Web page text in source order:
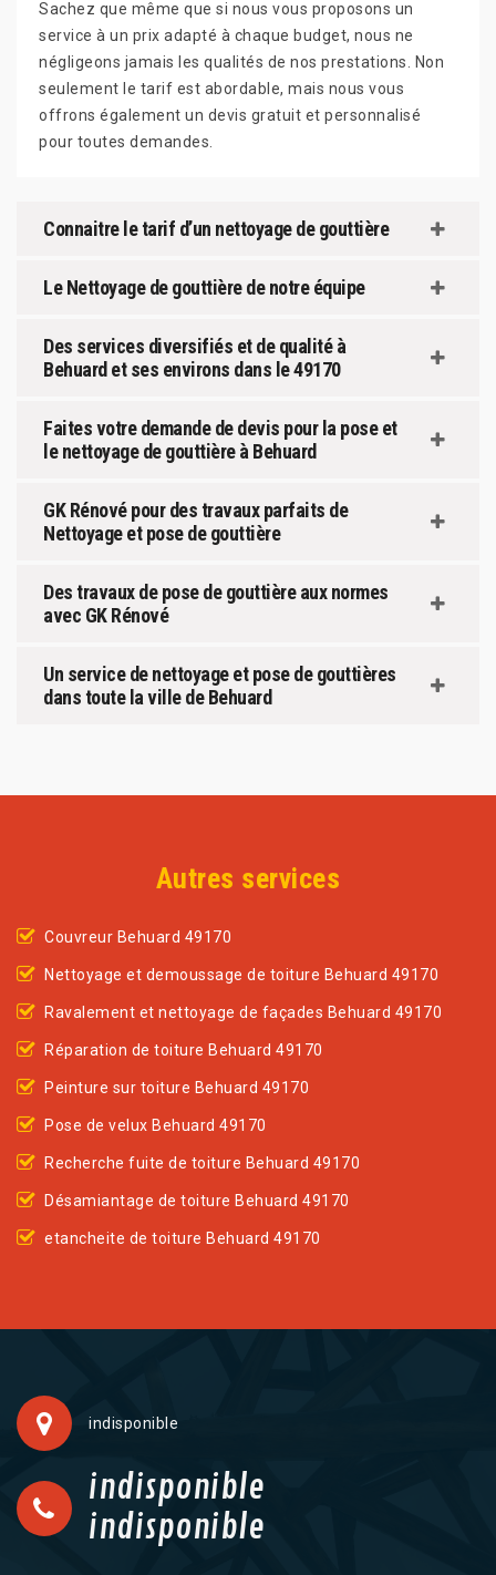
Sachez que même que si nous vous proposons un
service à un prix adapté à chaque budget, nous ne
négligeons jamais les qualités de nos prestations. Non
seulement le tarif est abordable, mais nous vous
offrons également un devis gratuit et personnalisé
pour toutes demandes.
Connaitre le tarif d’un nettoyage de gouttière
Le Nettoyage de gouttière de notre équipe
Des services diversifiés et de qualité à
Behuard et ses environs dans le 49170
Faites votre demande de devis pour la pose et
le nettoyage de gouttière à Behuard
GK Rénové pour des travaux parfaits de
Nettoyage et pose de gouttière
Des travaux de pose de gouttière aux normes
avec GK Rénové
Un service de nettoyage et pose de gouttières
dans toute la ville de Behuard
Autres services
Couvreur Behuard 49170
Nettoyage et demoussage de toiture Behuard 49170
Ravalement et nettoyage de façades Behuard 49170
Réparation de toiture Behuard 49170
Peinture sur toiture Behuard 49170
Pose de velux Behuard 49170
Recherche fuite de toiture Behuard 49170
Désamiantage de toiture Behuard 49170
etancheite de toiture Behuard 49170
indisponible
indisponible
indisponible